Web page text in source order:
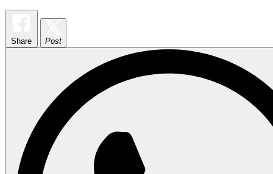
Share Post